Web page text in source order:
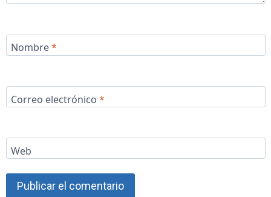
Nombre*
Correo electrónico *
Web